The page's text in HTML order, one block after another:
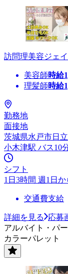
訪問理美容ジェ
美容師時給
理髪師時給
勤務地
面接地
茨城県水戸市日
小木津駅 バス10
シフト
1日3時間 週1日
交通費支給
詳細を見る
応募
アルバイト・パー
カラーパレット